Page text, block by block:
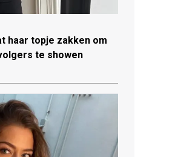
haar topje zakken om
te showen